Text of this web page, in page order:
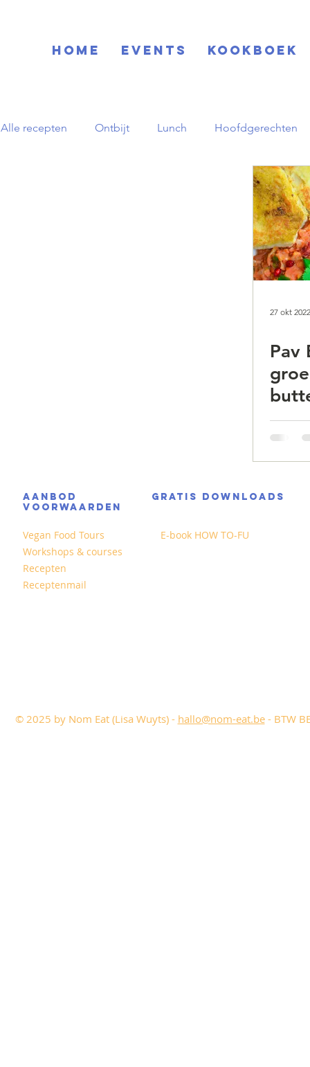
Home EVENTS KOOKBOEK
Alle recepten Ontbijt Lunch Hoofdgerechten
Feestdagen
pornstar martini
27 okt 2022
Pav
AANBOD
GRATIS DOWNLOADS
VOORWAARDEN
Vegan Food Tours
Workshops & courses
Recepten
Receptenmail
E-book HOW TO-FU
© 2025 by Nom Eat (Lisa Wuyts) - hallo@nom-eat.be- BTW